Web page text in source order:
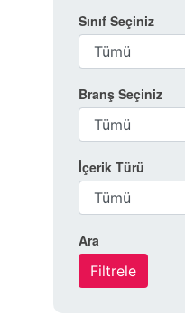
Sınıf Seçiniz
Branş Seçiniz
İçerik Türü
Ara